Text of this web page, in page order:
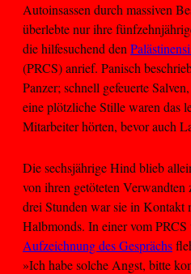
Autoinsassen durch massiven
überlebte nur ihre
die hilfesuchend den
(PRCS) anrief. Panisch
Panzer; schnell gefeuerte
eine plötzliche Stille waren das
Mitarbeiter hörten, bevor auch
Die sechsjährige Hind blieb
von ihren getöteten
drei Stunden war sie in Kontakt
Halbmonds. In einer vom
Aufzeichnung des Gesprächs
»Ich habe solche Angst, bitte